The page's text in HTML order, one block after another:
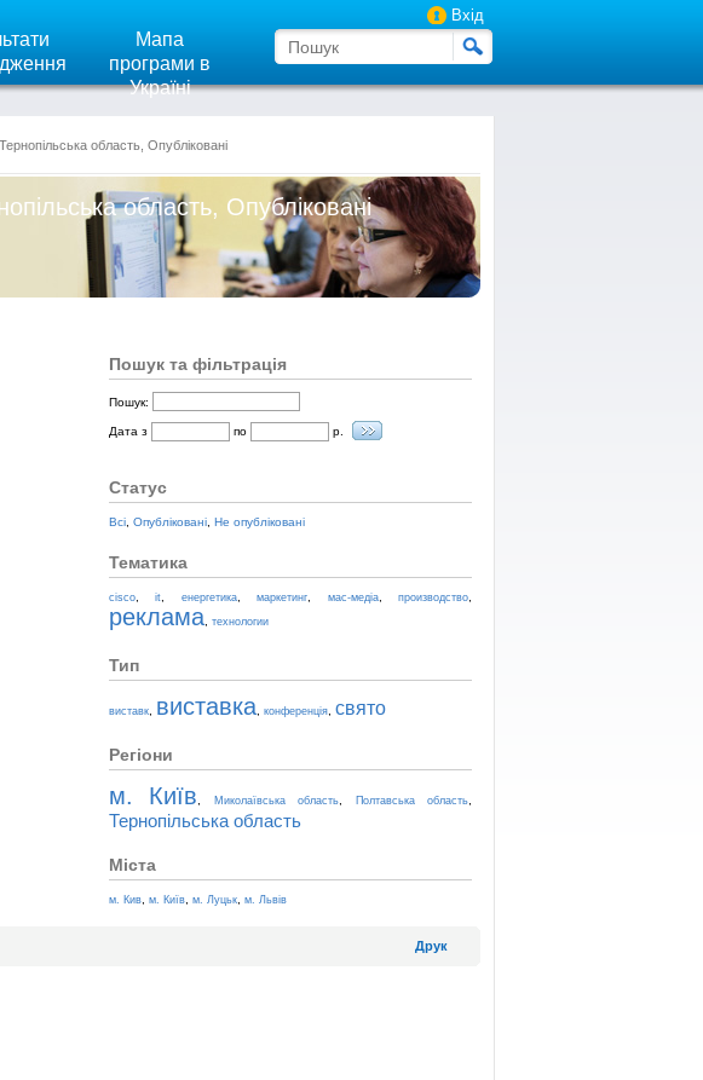
Вхід
Мапа
програми в
Україні
область, Опубліковані
область, Опубліковані
Пошук та фільтрація
Пошук:
Дата з по р.
Статус
Всі Опубліковані Не опубліковані
Тематика
cisco ,it енергетика,маркетинг мас-медіа,производство
реклама технологии
Тип
виставк виставка конференція свято
Регіони
м. Київ Миколаївська область Полтавська область
Тернопільська область
Міста
м. Кив м. Київ м. Луцьк м. Львів
Друк